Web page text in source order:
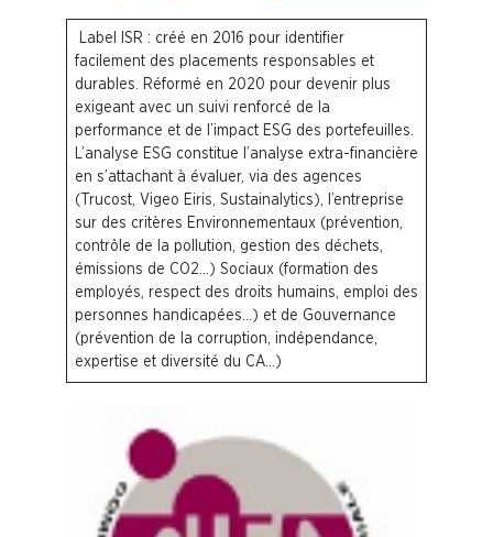
Label ISR : créé en 2016 pour identifier
facilement des placements responsables et
durables. Réformé en 2020 pour devenir plus
exigeant avec un suivi renforcé de la
performance et de l’impact ESG des portefeuilles.
L’analyse ESG constitue l’analyse extra-financière
en s’attachant à évaluer, via des agences
(Trucost, Vigeo Eiris, Sustainalytics), l’entreprise
sur des critères Environnementaux (prévention,
contrôle de la pollution, gestion des déchets,
émissions de CO2…) Sociaux (formation des
employés, respect des droits humains, emploi des
personnes handicapées…) et de Gouvernance
(prévention de la corruption, indépendance,
expertise et diversité du CA…)